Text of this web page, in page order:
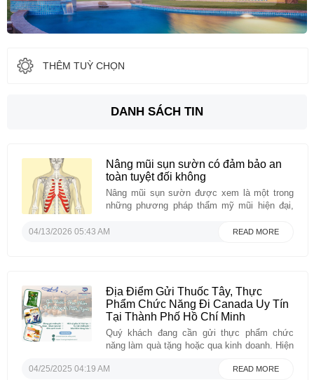
THÊM TUỲ CHỌN
DANH SÁCH TIN
Nâng mũi sụn sườn có đảm bảo an
toàn tuyệt đối không
Nâng mũi sụn sườn được xem là một trong
những phương pháp thẩm mỹ mũi hiện đại,
khó, từng phẫu thuật hỏng hoặc cần tái cấu
04/13/2026 05:43 AM READ MORE
Địa Điểm Gửi Thuốc Tây, Thực
Phẩm Chức Năng Đi Canada Uy Tín
Tại Thành Phố Hồ Chí Minh
Quý khách đang cần gửi thực phẩm chức
năng làm quà tặng hoặc qua kinh doanh. Hiện
gửi hàng chuyển phát nhanh đi Canada uy tín
04/25/2025 04:19 AM READ MORE